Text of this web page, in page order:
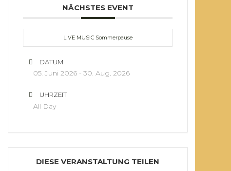
NÄCHSTES EVENT
LIVE MUSIC Sommerpause
DATUM
05. Juni 2026 - 30. Aug. 2026
UHRZEIT
All Day
DIESE VERANSTALTUNG TEILEN